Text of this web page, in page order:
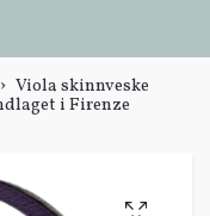
Viola skinnveske
i Firenze